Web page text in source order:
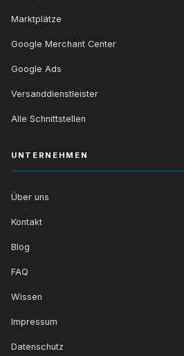
Marktplätze
Google Merchant Center
Google Ads
Versanddienstleister
Alle Schnittstellen
UNTERNEHMEN
Über uns
Kontakt
Blog
FAQ
Wissen
Impressum
Datenschutz